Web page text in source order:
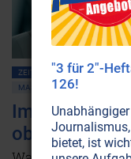
ZEITENSCHRIFT NR. 99, S.2
MASSENMEDIEN •
Impfzwang:
"3 für 2"-
126!
bietet, ist